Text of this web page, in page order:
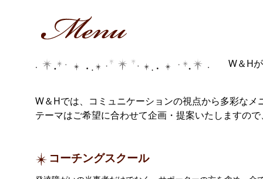
W＆H
W＆Hでは、コミュニケーションの視点から多彩な
テーマはご希望に合わせて企画・提案いたしますの
コーチングスクール